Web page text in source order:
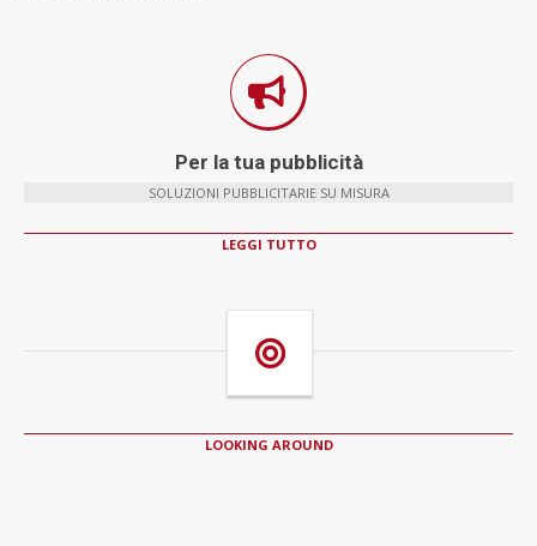
Per la tua pubblicità
SOLUZIONI PUBBLICITARIE SU MISURA
LEGGI TUTTO
LOOKING AROUND